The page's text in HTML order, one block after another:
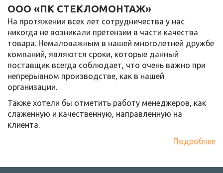
ООО «ПК СТЕКЛОМОНТАЖ»
На протяжении всех лет сотрудничества у нас
никогда не возникали претензии в части качества
товара. Немаловажным в нашей многолетней дружбе
компаний, являются сроки, которые данный
поставщик всегда соблюдает, что очень важно при
непрерывном производстве, как в нашей
организации.
Также хотели бы отметить работу менеджеров, как
слаженную и качественную, направленную на
клиента.
Подробнее